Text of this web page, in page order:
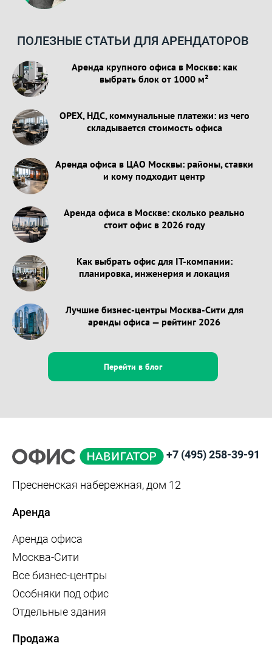
ПОЛЕЗНЫЕ СТАТЬИ ДЛЯ АРЕНДАТОРОВ
Аренда крупного офиса в Москве: как
выбрать блок от 1000 м²
OPEX, НДС, коммунальные платежи: из чего
складывается стоимость офиса
Аренда офиса в ЦАО Москвы: районы, ставки
и кому подходит центр
Аренда офиса в Москве: сколько реально
стоит офис в 2026 году
Как выбрать офис для IT-компании:
планировка, инженерия и локация
Лучшие бизнес-центры Москва-Сити для
аренды офиса — рейтинг 2026
Перейти в блог
+7 (495) 258-39-91
Пресненская набережная, дом 12
Аренда
Аренда офиса
Москва-Сити
Все бизнес-центры
Особняки под офис
Отдельные здания
Продажа